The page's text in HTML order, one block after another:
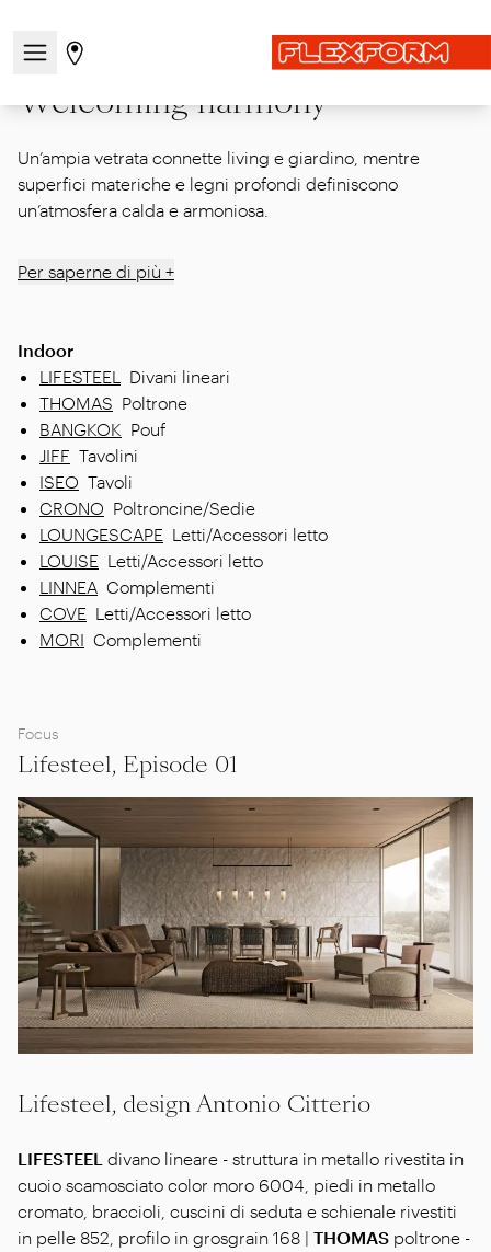
Apri/chiudi il menu di navigazione
Vai alla pagina degli stores
Episodes / Indoor | Welcoming harmony
Welcoming harmony
Un’ampia vetrata connette living e giardino, mentre
superfici materiche e legni profondi definiscono
un’atmosfera calda e armoniosa.
Per saperne di più +
Indoor
LIFESTEEL
Divani lineari
THOMAS Poltrone
BANGKOK Pouf
JIFF Tavolini
ISEO Tavoli
CRONO Poltroncine/Sedie
LOUNGESCAPE Letti/Accessori letto
LOUISE Letti/Accessori letto
LINNEA Complementi
COVE Letti/Accessori letto
MORI Complementi
Focus
Lifesteel, Episode 01
Lifesteel, design Antonio Citterio
LIFESTEEL divano lineare - struttura in metallo rivestita in
cuoio scamosciato color moro 6004, piedi in metallo
cromato, braccioli, cuscini di seduta e schienale rivestiti
in pelle 852, profilo in grosgrain 168 | THOMAS poltrone -